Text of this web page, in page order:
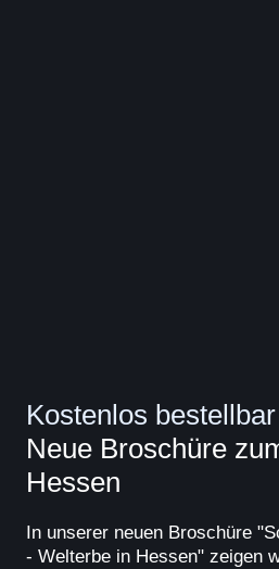
Kostenlos bestellbar
Neue Broschüre
Hessen
In unserer neuen Broschüre
- Welterbe in Hessen" zeigen